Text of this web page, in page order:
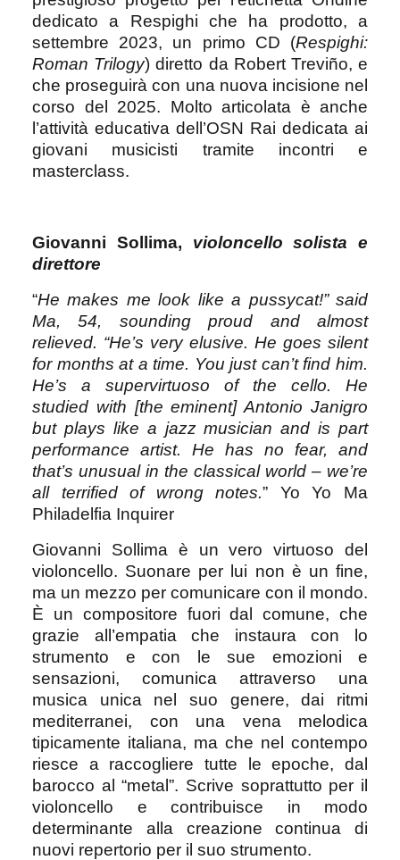
dedicato a Respighi che ha prodotto, a
settembre 2023, un primo CD (Respighi:
Roman Trilogy) diretto da Robert Treviño, e
che proseguirà con una nuova incisione nel
corso del 2025. Molto articolata è anche
l’attività educativa dell’OSN Rai dedicata ai
giovani musicisti tramite incontri e
masterclass.
Giovanni Sollima, violoncello solista e
direttore
“He makes me look like a pussycat!” said
Ma, 54, sounding proud and almost
relieved. “He’s very elusive. He goes silent
for months at a time. You just can’t find him.
He’s a supervirtuoso of the cello. He
studied with [the eminent] Antonio Janigro
but plays like a jazz musician and is part
performance artist. He has no fear, and
that’s unusual in the classical world – we’re
all terrified of wrong notes.” Yo Yo Ma
Philadelfia Inquirer
Giovanni Sollima è un vero virtuoso del
violoncello. Suonare per lui non è un fine,
ma un mezzo per comunicare con il mondo.
È un compositore fuori dal comune, che
grazie all’empatia che instaura con lo
strumento e con le sue emozioni e
sensazioni, comunica attraverso una
musica unica nel suo genere, dai ritmi
mediterranei, con una vena melodica
tipicamente italiana, ma che nel contempo
riesce a raccogliere tutte le epoche, dal
barocco al “metal”. Scrive soprattutto per il
violoncello e contribuisce in modo
determinante alla creazione continua di
nuovi repertorio per il suo strumento.